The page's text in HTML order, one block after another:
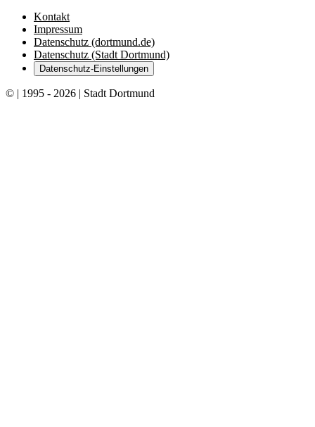
Kontakt
Impressum
Datenschutz (dortmund.de)
Datenschutz (Stadt Dortmund)
Datenschutz-Einstellungen
© | 1995 - 2026 | Stadt Dortmund